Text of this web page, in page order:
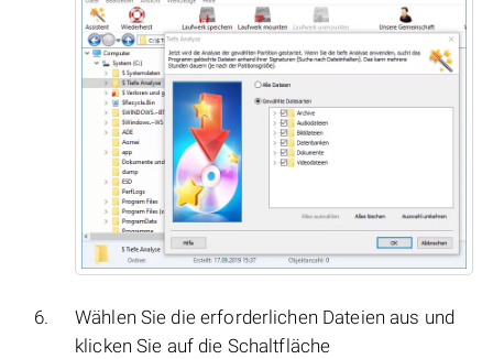
Wählen Sie die erforderlichen Dateien aus und
klicken Sie auf die Schaltfläche